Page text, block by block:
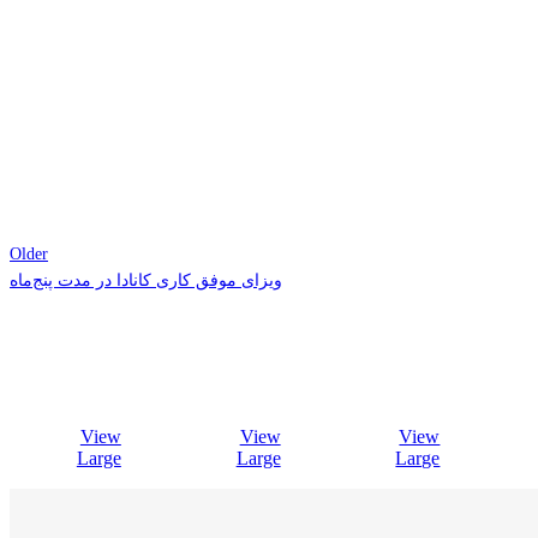
Older
ویزای موفق کاری کانادا در مدت پنج‌ماه
View
Large
View
Large
View
Large